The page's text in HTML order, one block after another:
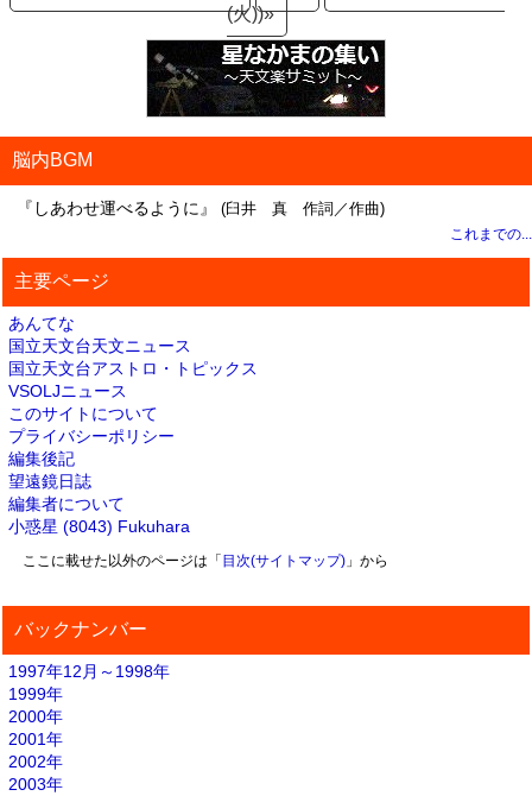
(火))»
脳内BGM
『しあわせ運べるように』 (臼井 真 作詞／作曲)
これまでの...
主要ページ
あんてな
国立天文台天文ニュース
国立天文台アストロ・トピックス
VSOLJニュース
このサイトについて
プライバシーポリシー
編集後記
望遠鏡日誌
編集者について
小惑星 (8043) Fukuhara
ここに載せた以外のページは「 目次(サイトマップ)」から
バックナンバー
1997年12月～1998年
1999年
2000年
2001年
2002年
2003年